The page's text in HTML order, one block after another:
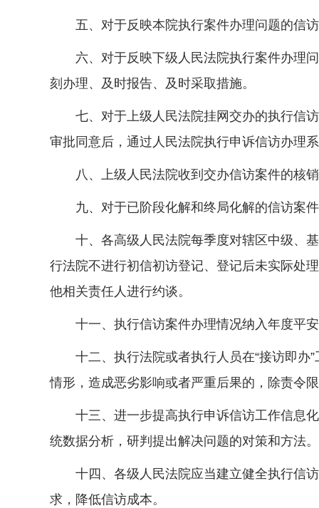
五、对于反映本院执行案件办理问题的信访
六、对于反映下级人民法院执行案件办理问
刻办理、及时报告、及时采取措施。
七、对于上级人民法院挂网交办的执行信访
审批同意后，通过人民法院执行申诉信访办理
八、上级人民法院收到交办信访案件的核销
九、对于已阶段化解和终局化解的信访案件
十、各高级人民法院每季度对辖区中级、基
行法院不进行初信初访登记、登记后未实际处
他相关责任人进行约谈。
十一、执行信访案件办理情况纳入年度平安
十二、执行法院或者执行人员在“接访即办”
情形，造成恶劣影响或者严重后果的，除责令
十三、进一步提高执行申诉信访工作信息化
统数据分析，研判提出解决问题的对策和方法。
十四、各级人民法院应当建立健全执行信访
求，降低信访成本。